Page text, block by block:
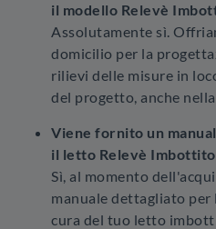
il modello Relevè
Assolutamente sì.
domicilio per la
rilievi delle misure in
del progetto, anche
Viene fornito un
il letto Relevè
Sì, al momento
manuale dettagliato per
cura del tuo letto